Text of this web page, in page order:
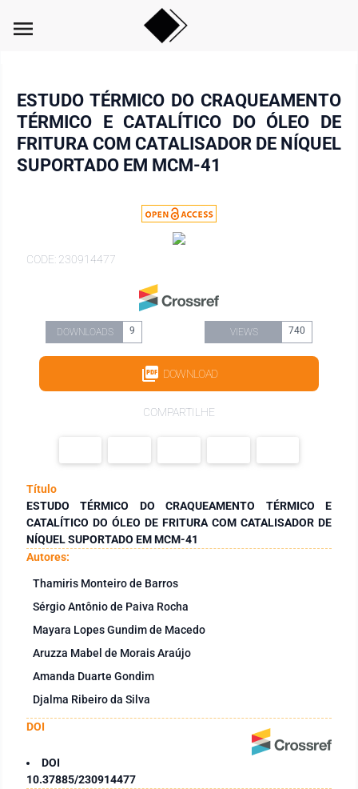
menu
ESTUDO TÉRMICO DO CRAQUEAMENTO
TÉRMICO E CATALÍTICO DO ÓLEO DE
FRITURA COM CATALISADOR DE NÍQUEL
SUPORTADO EM MCM-41
CODE: 230914477
DOWNLOADS 9 VIEWS 740
DOWNLOAD
COMPARTILHE
Título
ESTUDO TÉRMICO DO CRAQUEAMENTO TÉRMICO E
CATALÍTICO DO ÓLEO DE FRITURA COM CATALISADOR DE
NÍQUEL SUPORTADO EM MCM-41
Autores:
Thamiris Monteiro de Barros
Sérgio Antônio de Paiva Rocha
Mayara Lopes Gundim de Macedo
Aruzza Mabel de Morais Araújo
Amanda Duarte Gondim
Djalma Ribeiro da Silva
DOI
DOI
10.37885/230914477